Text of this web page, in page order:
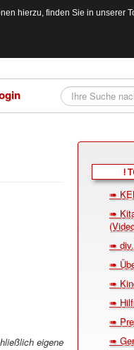
Suchen...
eigene
!
➠
➠
➠
➠
➠
➠
➠
➠
hierzu, finden Sie in unserer